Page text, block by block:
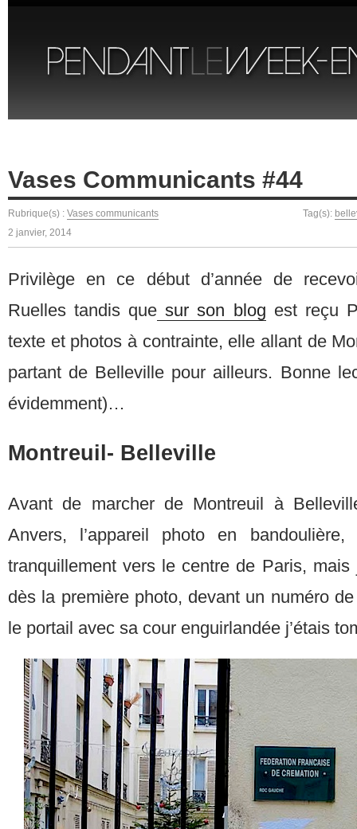
Vases Communicants #44
Rubrique(s) : Vases communicants Tag(s):
2 janvier, 2014
Privilège en ce début d’année de
Ruelles tandis que sur son blog est reçu
texte et photos à contrainte, elle allant de
partant de Belleville pour ailleurs. Bonne
évidemment)…
Montreuil- Belleville
Avant de marcher de Montreuil à
Anvers, l’appareil photo en
tranquillement vers le centre de Paris, mais
dès la première photo, devant un numéro
le portail avec sa cour enguirlandée j’étais